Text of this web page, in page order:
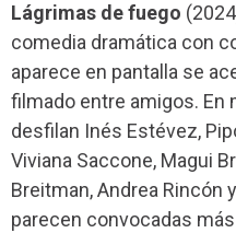
Lágrimas de fuego
comedia dramática con
aparece en pantalla se
filmado entre amigos.
desfilan Inés Estévez,
Viviana Saccone, Magui
Breitman, Andrea Rincón
parecen convocadas